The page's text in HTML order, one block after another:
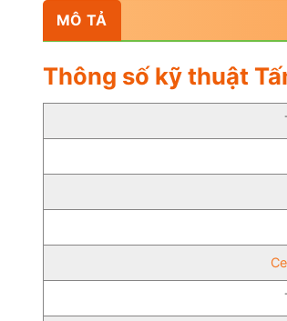
MÔ TẢ
Thông số kỹ thuật